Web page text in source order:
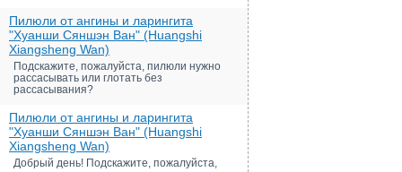
Пилюли от ангины и ларингита
"Хуанши Сяншэн Ван" (Huangshi
Xiangsheng Wan)
Подскажите, пожалуйста, пилюли нужно
рассасывать или глотать без
рассасывания?
Пилюли от ангины и ларингита
"Хуанши Сяншэн Ван" (Huangshi
Xiangsheng Wan)
Добрый день! Подскажите, пожалуйста,